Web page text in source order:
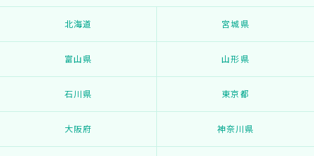
北海道 宮城県
富山県 山形県
石川県 東京都
大阪府 神奈川県